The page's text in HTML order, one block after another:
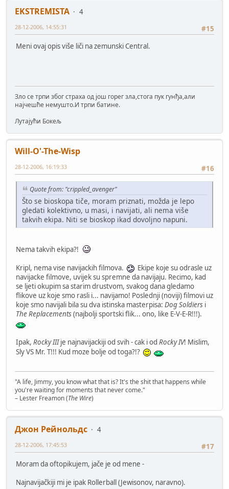
EKSTREMISTA
4
#15
28-12-2006, 14:55:31
Meni ovaj opis više liči na zemunski Central.
Зло се трпи због страха од још горег зла,стога пук гунђа,али
најчешће немушто.И трпи батине.
Лутајући Бокељ
Will-O'-The-Wisp
#16
28-12-2006, 16:19:33
Quote from: "crippled_avenger"
Što se bioskopa tiče, moram priznati, možda je lepo
gledati kolektivno, u masi, i navijati, ali nema više
takvih ekipa. Niti se bioskop ikad dovoljno napuni.
Nema takvih ekipa?!
Kripl, nema vise navijackih filmova.
Ekipe koje su odrasle uz
navijacke filmove, uvijek su spremne da navijaju. Recimo, kad
se ljeti okupim sa starim drustvom, svakog dana gledamo
flikove uz koje smo rasli i... navijamo! Poslednji (noviji) filmovi uz
koje smo navijali bila su dva istinska masterpisa: Dog Soldiers i
The Replacements(najbolji sportski flik... ono, like E-V-E-R!!!).
Ipak, Rocky IIIje najnavijackiji od svih - cak i od Rocky IV! Mislim,
Sly VS Mr. T!!! Kud moze bolje od toga?!?
"A life, Jimmy, you know what that is? It's the shit that happens while
you're waiting for moments that never come."
– Lester Freamon (The Wire)
Джон Рейнольдс
4
#17
28-12-2006, 17:45:53
Moram da oftopikujem, jače je od mene -
Najnavijačkiji mi je ipak Rollerball (Jewisonov, naravno).